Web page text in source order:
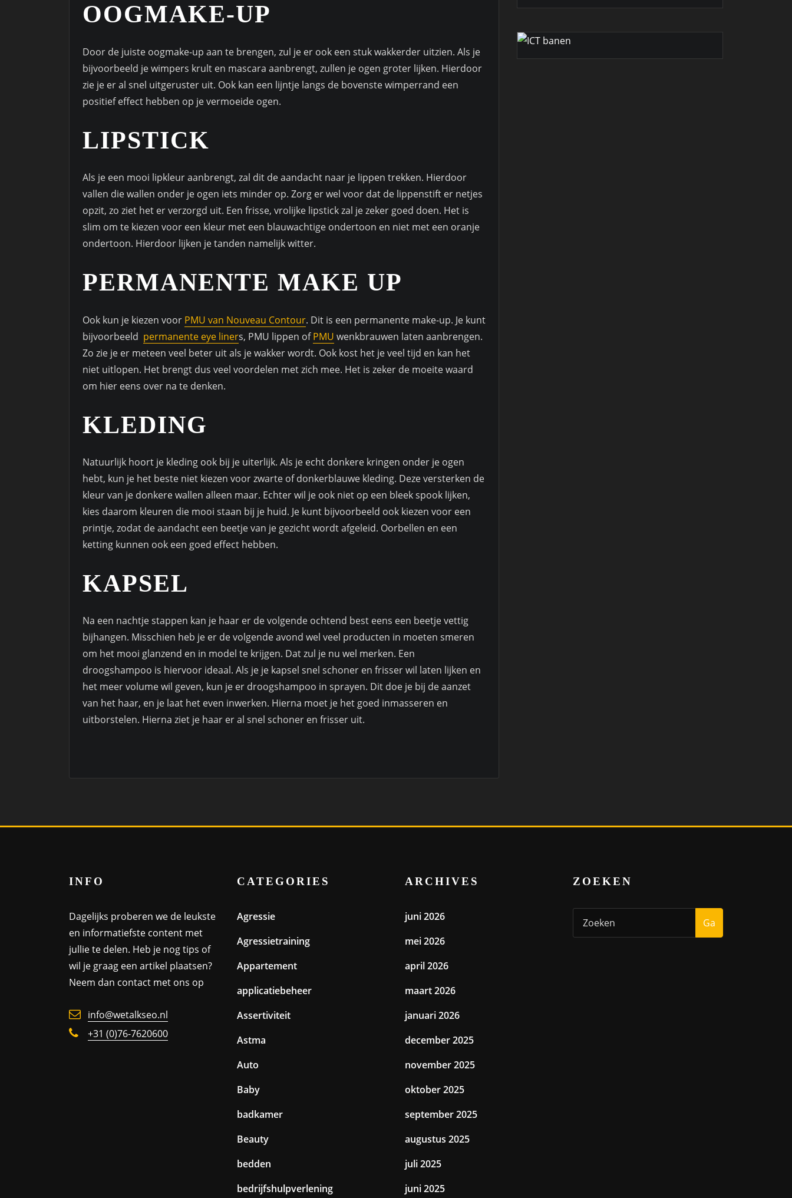
OOGMAKE-UP
Door de juiste oogmake-up aan te brengen, zul je er ook een stuk wakkerder uitzien. Als je
bijvoorbeeld je wimpers krult en mascara aanbrengt, zullen je ogen groter lijken. Hierdoor
zie je er al snel uitgeruster uit. Ook kan een lijntje langs de bovenste wimperrand een
positief effect hebben op je vermoeide ogen.
LIPSTICK
Als je een mooi lipkleur aanbrengt, zal dit de aandacht naar je lippen trekken. Hierdoor
vallen die wallen onder je ogen iets minder op. Zorg er wel voor dat de lippenstift er netjes
opzit, zo ziet het er verzorgd uit. Een frisse, vrolijke lipstick zal je zeker goed doen. Het is
slim om te kiezen voor een kleur met een blauwachtige ondertoon en niet met een oranje
ondertoon. Hierdoor lijken je tanden namelijk witter.
PERMANENTE MAKE UP
Ook kun je kiezen voor PMU van Nouveau Contour. Dit is een permanente make-up. Je kunt
bijvoorbeeld permanente eye liners, PMU lippen ofPMU wenkbrauwen laten aanbrengen.
Zo zie je er meteen veel beter uit als je wakker wordt. Ook kost het je veel tijd en kan het
niet uitlopen. Het brengt dus veel voordelen met zich mee. Het is zeker de moeite waard
om hier eens over na te denken.
KLEDING
Natuurlijk hoort je kleding ook bij je uiterlijk. Als je echt donkere kringen onder je ogen
hebt, kun je het beste niet kiezen voor zwarte of donkerblauwe kleding. Deze versterken de
kleur van je donkere wallen alleen maar. Echter wil je ook niet op een bleek spook lijken,
kies daarom kleuren die mooi staan bij je huid. Je kunt bijvoorbeeld ook kiezen voor een
printje, zodat de aandacht een beetje van je gezicht wordt afgeleid. Oorbellen en een
ketting kunnen ook een goed effect hebben.
KAPSEL
Na een nachtje stappen kan je haar er de volgende ochtend best eens een beetje vettig
bijhangen. Misschien heb je er de volgende avond wel veel producten in moeten smeren
om het mooi glanzend en in model te krijgen. Dat zul je nu wel merken. Een
droogshampoo is hiervoor ideaal. Als je je kapsel snel schoner en frisser wil laten lijken en
het meer volume wil geven, kun je er droogshampoo in sprayen. Dit doe je bij de aanzet
van het haar, en je laat het even inwerken. Hierna moet je het goed inmasseren en
uitborstelen. Hierna ziet je haar er al snel schoner en frisser uit.
INFO
Dagelijks proberen we de leukste
en informatiefste content met
jullie te delen. Heb je nog tips of
wil je graag een artikel plaatsen?
Neem dan contact met ons op
info@wetalkseo.nl
+31 (0)76-7620600
CATEGORIES
Agressie
Agressietraining
Appartement
applicatiebeheer
Assertiviteit
Astma
Auto
Baby
badkamer
Beauty
bedden
bedrijfshulpverlening
ARCHIVES
juni 2026
mei 2026
april 2026
maart 2026
januari 2026
december 2025
november 2025
oktober 2025
september 2025
augustus 2025
juli 2025
juni 2025
ZOEKEN
Ga